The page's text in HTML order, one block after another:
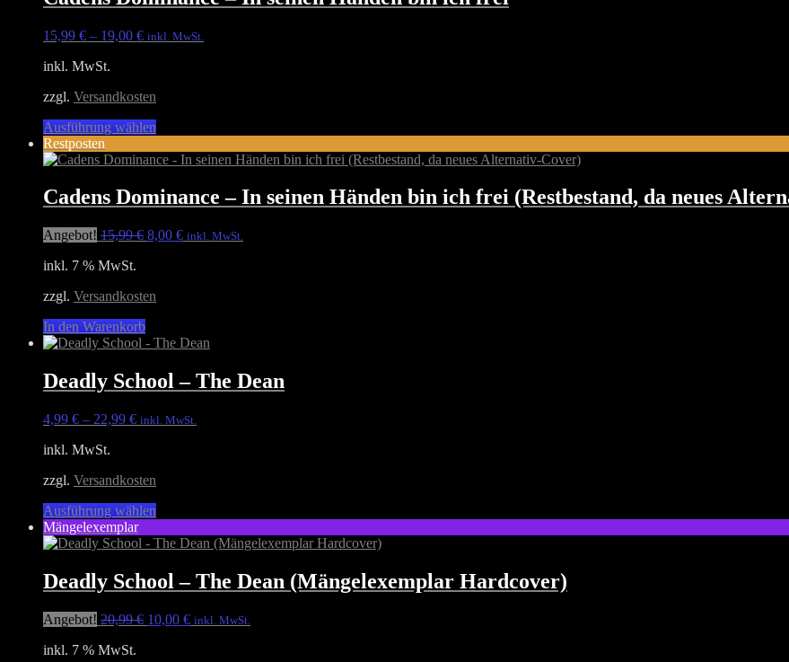
Varianten
Die
der
Produktseite
gewählt
werden
15,99 € – 19,00 € inkl. MwSt.
inkl. MwSt.
zzgl. Versandkosten
Ausführung wählen
weist
Varianten
auf.
Optionen
Produktseite
werden
Restposten
Cadens Dominance – In seinen Händen bin ich frei (Restbestand, da neues
Angebot! 15,99€ Ursprünglicher
8,00 €Aktueller
inkl. MwSt.
inkl. 7 % MwSt.
zzgl. Versandkosten
In den Warenkorb
Deadly School – The Dean
4,99 € – 22,99 € inkl. MwSt.
inkl. MwSt.
zzgl. Versandkosten
Ausführung wählen
weist
Varianten
auf.
Optionen
Mängelexemplar
Deadly School – The Dean (Mängelexemplar Hardcover)
Angebot! 20,99€ Ursprünglicher
10,00 €Aktueller
inkl. MwSt.
inkl. 7 % MwSt.